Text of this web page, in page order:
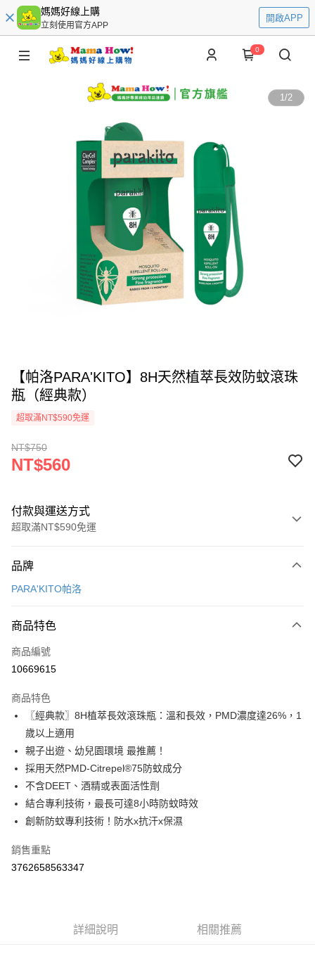
媽媽好線上購
立刻使用官方APP
開啟APP
0
1/2
【帕洛PARA'KITO】8H天然植萃長效防蚊滾珠
瓶（經典款）
超取滿NT$590免運
NT$750
NT$560
付款與運送方式
超取滿NT$590免運
信用卡一次付款
LINE Pay
Apple Pay
悠遊付
Google Pay
AFTEE先享後付
相關說明
【關於「AFTEE先享後付」】
AFTEE先享後付是「在收到商品之後才付款」的支付方式。 讓您購物簡單
便利好安心！
１．簡單：不需註冊會員、不需綁卡、不需儲值。
３．安心：先確認商品／服務後，再付款。
３．收到繳費通知簡訊後14天內，點擊此簡訊中的連結，可透過四大超商／
ATM付款
全家取貨付款
每筆NT$60，滿NT$590(含以上)免運費
品牌
PARA'KITO帕洛
商品特色
商品編號
10669615
商品特色
〖經典款〗8H植萃長效滾珠瓶：溫和長效，PMD濃度達26%，1
歲以上適用
親子出遊、幼兒園環境 最推薦！
採用天然PMD-Citrepel®75防蚊成分
不含DEET、酒精或表面活性劑
結合專利技術，最長可達8小時防蚊時效
創新防蚊專利技術！防水x抗汗x保濕
銷售重點
3762658563347
詳細說明 相關推薦